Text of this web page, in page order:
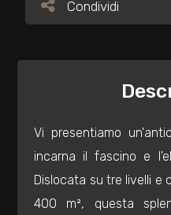
Condividi
Condividi
Vi presentiamo
incarna il fascino e
Dislocata su tre livelli e
400 m², questa